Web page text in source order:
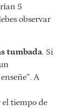
5
observar
tumbada. Si
A
el tiempo de